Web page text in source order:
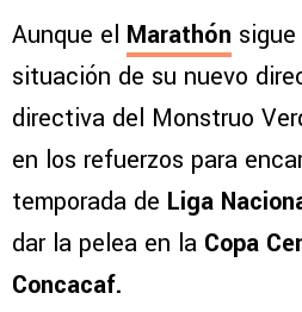
Aunque el Marathón
situación de su nuevo
directiva del Monstruo
en los refuerzos para
temporada de Liga
dar la pelea en la Copa
Concacaf.